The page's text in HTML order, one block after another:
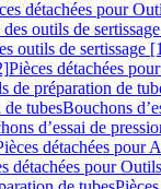
détachées pour
outils de
outils de sertissage
Pièces détachées
de préparation de
tubesBouchons
d’essai de
détachées pour
détachées pour